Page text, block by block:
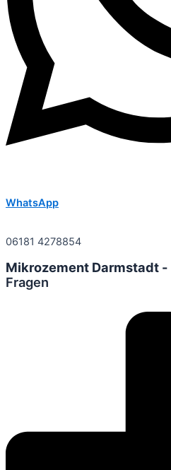
WhatsApp
06181 4278854
Mikrozement Darmstadt -
Fragen